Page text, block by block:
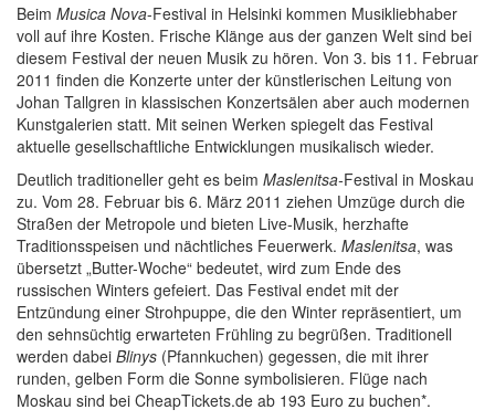
Beim Musica Nova-Festival in Helsinki kommen Musikliebhaber
voll auf ihre Kosten. Frische Klänge aus der ganzen Welt sind bei
diesem Festival der neuen Musik zu hören. Von 3. bis 11. Februar
2011 finden die Konzerte unter der künstlerischen Leitung von
Johan Tallgren in klassischen Konzertsälen aber auch modernen
Kunstgalerien statt. Mit seinen Werken spiegelt das Festival
aktuelle gesellschaftliche Entwicklungen musikalisch wieder.
Deutlich traditioneller geht es beim Maslenitsa-Festival in Moskau
zu. Vom 28. Februar bis 6. März 2011 ziehen Umzüge durch die
Straßen der Metropole und bieten Live-Musik, herzhafte
Traditionsspeisen und nächtliches Feuerwerk. Maslenitsa, was
übersetzt „Butter-Woche“ bedeutet, wird zum Ende des
russischen Winters gefeiert. Das Festival endet mit der
Entzündung einer Strohpuppe, die den Winter repräsentiert, um
den sehnsüchtig erwarteten Frühling zu begrüßen. Traditionell
werden dabei Blinys (Pfannkuchen) gegessen, die mit ihrer
runden, gelben Form die Sonne symbolisieren. Flüge nach
Moskau sind bei CheapTickets.de ab 193 Euro zu buchen*.